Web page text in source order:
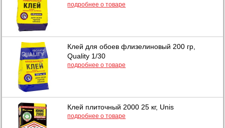
подробнее о товаре
Клей для обоев флизелиновый 200 гр,
Quality 1/30
подробнее о товаре
Клей плиточный 2000 25 кг, Unis
подробнее о товаре